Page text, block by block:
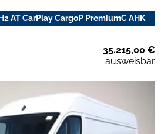
AT CarPlay CargoP PremiumC AHK
35.215,00 €
ausweisbar